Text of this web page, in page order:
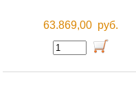
63.869,00 руб.